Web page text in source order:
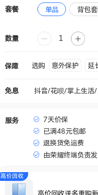
套餐 单品 背包
数量
保障 选购 意外保护 延
免息 抖音/花呗/掌上生活
服务
7天价保
已满48元包邮
退换货免运费
由荣耀终端负责
高价回收
高价回收送多重购